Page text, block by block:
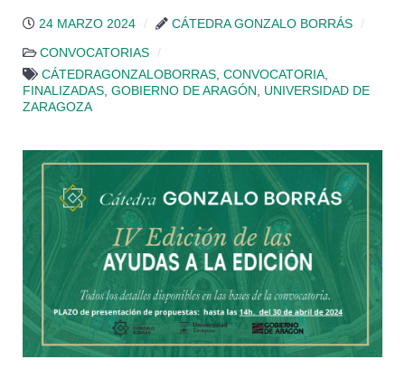
24 MARZO 2024 CÁTEDRA GONZALO BORRÁS
CONVOCATORIAS
CÁTEDRAGONZALOBORRAS CONVOCATORIA
FINALIZADAS GOBIERNO DE ARAGÓN
UNIVERSIDAD DE
ZARAGOZA